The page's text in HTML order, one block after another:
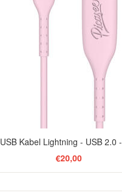
USB Kabel Lightning - USB 2.0
€20,00